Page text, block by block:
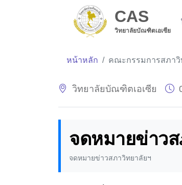
CAS
วิทยาลัยบัณฑิตเอเซีย
หน้าหลัก คณะกรรมการสภา
วิทยาลัยบัณฑิตเอเซีย
จดหมายข่าว
จดหมายข่าวสภาวิทยาลัยฯ